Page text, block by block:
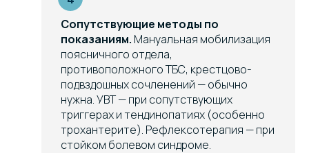
Сопутствующие методы по
показаниям. Мануальная мобилизация
поясничного отдела,
противоположного ТБС, крестцово-
подвздошных сочленений — обычно
нужна. УВТ — при сопутствующих
триггерах и тендинопатиях (особенно
трохантерите). Рефлексотерапия — при
стойком болевом синдроме.